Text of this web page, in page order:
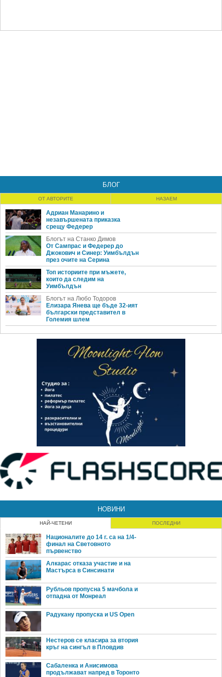
БЛОГ
ОТ АВТОРИТЕ НАЗАЕМ
Адриан Манарино и
незавършената приказка
срещу Федерер
Блогът на Станко Димов
От Сампрас и Федерер до
Джокович и Синер: Уимбълдън
през очите на Серина
Топ историите при мъжете,
които да следим на
Уимбълдън
Блогът на Любо Тодоров
Елизара Янева ще бъде 32-ият
български представител в
Големия шлем
НОВИНИ
НАЙ-ЧЕТЕНИ ПОСЛЕДНИ
Националите до 14 г. са на 1/4-
финал на Световното
първенство
Алкарас отказа участие и на
Мастърса в Синсинати
Рубльов пропусна 5 мачбола и
отпадна от Монреал
Радукану пропуска и US Open
Нестеров се класира за втория
кръг на сингъл в Пловдив
Сабаленка и Анисимова
продължават напред в Торонто